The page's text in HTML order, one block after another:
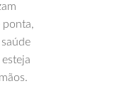
ponta,